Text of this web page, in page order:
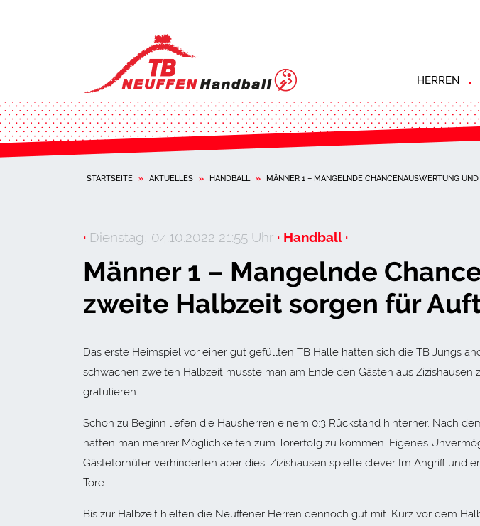
HERREN
STARTSEITE » AKTUELLES » HANDBALL » MÄNNER 1 – MANGELNDE CHANCENAUSWERTUNG
· Dienstag, 04.10.2022 21:55 Uhr · Handball ·
Männer 1 – Mangelnde
zweite Halbzeit sorgen für
Das erste Heimspiel vor einer gut gefüllten TB Halle hatten sich die TB Jungs
schwachen zweiten Halbzeit musste man am Ende den Gästen aus Zizishausen
gratulieren.
Schon zu Beginn liefen die Hausherren einem 0:3 Rückstand hinterher. Nach
hatten man mehrer Möglichkeiten zum Torerfolg zu kommen. Eigenes
Gästetorhüter verhinderten aber dies. Zizishausen spielte clever Im Angriff und
Tore.
Bis zur Halbzeit hielten die Neuffener Herren dennoch gut mit. Kurz vor dem